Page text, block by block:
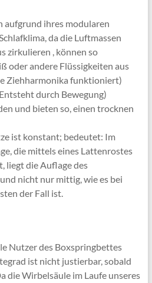
aufgrund ihres modularen
da die Luftmassen
zirkulieren , können so
oder andere Flüssigkeiten aus
Ziehharmonika funktioniert)
durch Bewegung)
und bieten so, einen trocknen
ist konstant; bedeutet: Im
die mittels eines Lattenrostes
liegt die Auflage des
nicht nur mittig, wie es bei
der Fall ist.
Nutzer des Boxspringbettes
ist nicht justierbar, sobald
die Wirbelsäule im Laufe unseres